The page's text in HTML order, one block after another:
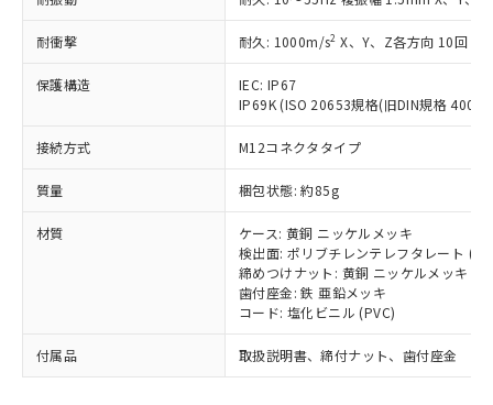
耐衝撃 耐久: 1000m/s2 X、Y、Z各方向 10回
保護構造
IEC: IP67
IP69K (ISO 20653規格(旧DIN規格
接続方式 M12コネクタタイプ
質量 梱包状態: 約85g
材質
ケース: 黄銅 ニッケルメッキ
検出面: ポリブチレンテレフタレート
締めつけナット: 黄銅 ニッケルメッキ
歯付座金: 鉄 亜鉛メッキ
コード: 塩化ビニル (PVC)
付属品 取扱説明書、締付ナット、歯付座金
覧された時点での実際の在庫および標
準価格とは異なる場合があることをご
了承ください。
正式な納期状況および標準価格はお客
様のお取引先、またはお客様担当のオ
ムロン制御機器販売店・当社販売員に
ご相談ください。
オムロン制御機器販売店や当社販売拠
販売ネットワーク
在庫状況および標準価格結果を当社の
事前の承諾なく第三者に漏洩または開
示しないようお願いします。
マイパーツ機能（部品リスト作成サー
ビス）をご利用いただくには、I-Web
メンバーズにご登録されている必要が
鉛(Pb) 1000ppm以下、 水銀(Hg) 1000ppm以下、 カド
ミウム(Cd) 100ppm以下、
六価クロム(Cr(Ⅵ)) 1000ppm以下、ポリ臭化ビフェニル
類(PBB) 1000ppm以下、ポリ臭化ジフェニルエーテル類
(PBDE) 1000ppm以下、フタル酸ビス(2-エチルヘキシ
ル) (DEHP)(別名：DOP) 1000ppm以下、フタル酸ブチ
ルベンジル（BBP） 1000ppm以下、フタル酸ジブチル
(DIBP) 1000ppm以下
但し、RoHS指令で産業用監視および制御機器に対する
フタル酸エステル類の４物質については閾値を超える意
図的な使用がないことを確認しています。
部品在庫の切り替え状況などにより、予定
月が前後することがあります。
*中国RoHS10物質の基準値 (GB/T26572)：
Pb(鉛) :1000ppm、 Hg(水銀) : 1000ppm、 Cd(カドミウ
ニル類) : 1000ppm、 PBDEs(ポリ臭化ジフェニルエーテ
ル) : 1000ppm、
DEHP(フタル酸ビス(2-エチルヘキシル)) : 1000ppm
※2 環境保護使用期限
「ｅ」：有害物質（10物質）のすべてが基
準値以下であることを示します。
「10」：通常の使用状況下において有害物
質が外部に漏えいし、環境に深刻な影響を
及ぼさない年数を意味します。
または国外への提供する場合は、日本
国政府の輸出許可(または役務取引許
可)を取得するなどの必要な手続きを
当社は規制貨物を破棄する場合は、完
全に破砕するなど、違法に輸出されな
いよう必要な手段を講じます。
当社は貴社製品を、核兵器、ミサイ
ル、化学兵器、生物兵器またはその他
武器並びにこれらの製造装置等に一切
使用いたしません。
当社は、貴社製品を第三者に販売する
場合は、上記1、2および3の内容を当
該第三者に通知します。また当社は、
販売先および販売に係わる関係者が違
法に輸出するおそれがある場合は、取
り引きをいたしません。
一定数以上の在庫あり
一定数には満たないが在庫あり
在庫なし(最新の在庫状況につ
いては、お客様のお取引先、ま
たはお客様担当のオムロン制御
機器販売店・当社販売員にご確
認ください)
受注生産機種、また在庫状況の
情報を公開していない機種